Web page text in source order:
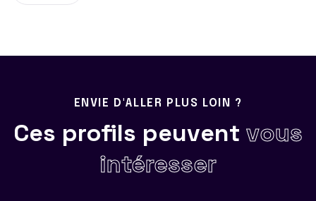
ENVIE D'ALLER PLUS LOIN ?
Ces profils peuvent vous
intéresser